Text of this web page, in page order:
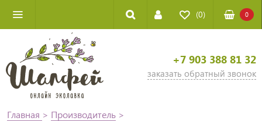
(0) 0
+7 903 388 81 32
заказать обратный звонок
Главная > Производитель >